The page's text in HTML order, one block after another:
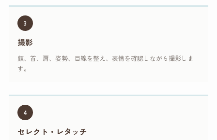
3
撮影
顔、首、肩、姿勢、目線を整え、表情を確認しながら撮影しま
す。
4
セレクト・レタッチ